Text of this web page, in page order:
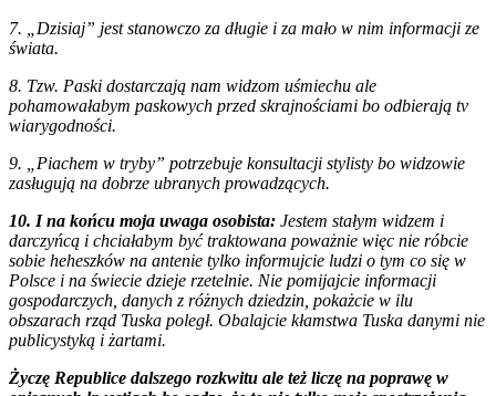
7. „Dzisiaj” jest stanowczo za długie i za mało w nim informacji ze
świata.
8. Tzw. Paski dostarczają nam widzom uśmiechu ale
pohamowałabym paskowych przed skrajnościami bo odbierają tv
wiarygodności.
9. „Piachem w tryby” potrzebuje konsultacji stylisty bo widzowie
zasługują na dobrze ubranych prowadzących.
10. I na końcu moja uwaga osobista: Jestem stałym widzem i
darczyńcą i chciałabym być traktowana poważnie więc nie róbcie
sobie heheszków na antenie tylko informujcie ludzi o tym co się w
Polsce i na świecie dzieje rzetelnie. Nie pomijajcie informacji
gospodarczych, danych z różnych dziedzin, pokażcie w ilu
obszarach rząd Tuska poległ. Obalajcie kłamstwa Tuska danymi nie
publicystyką i żartami.
Życzę Republice dalszego rozkwitu ale też liczę na poprawę w